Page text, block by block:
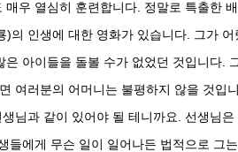
매우 열심히 훈련합니다. 정말로 특출한
)의 인생에 대한 영화가 있습니다. 그가
아이들을 돌볼 수가 없었던 것입니다.
여러분의 어머니는 불평하지 않을 것입
님과 같이 있어야 될 테니까요. 선생님은
들에게 무슨 일이 일어나든 법적으로 그